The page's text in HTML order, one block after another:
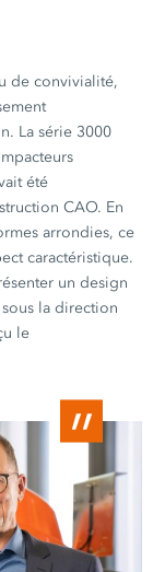
de convivialité,
Lasérie 3000
été
CAO. En
arrondies, ce
caractéristique.
un design
la direction
le